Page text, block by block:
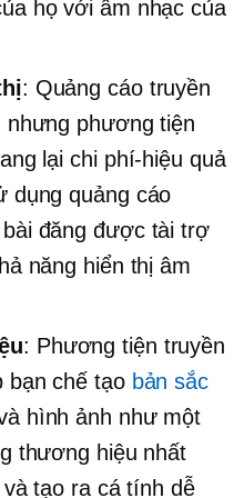
họ với âm nhạc của
: Quảng cáo truyền
nhưng phương tiện
lạichi phí-hiệu quả
dụng quảng cáo
đăng được tài trợ
năng hiển thị âm
: Phương tiện truyền
bạn chế tạo bản sắc
hình ảnh như một
thương hiệu nhất
tạo ra cá tính dễ